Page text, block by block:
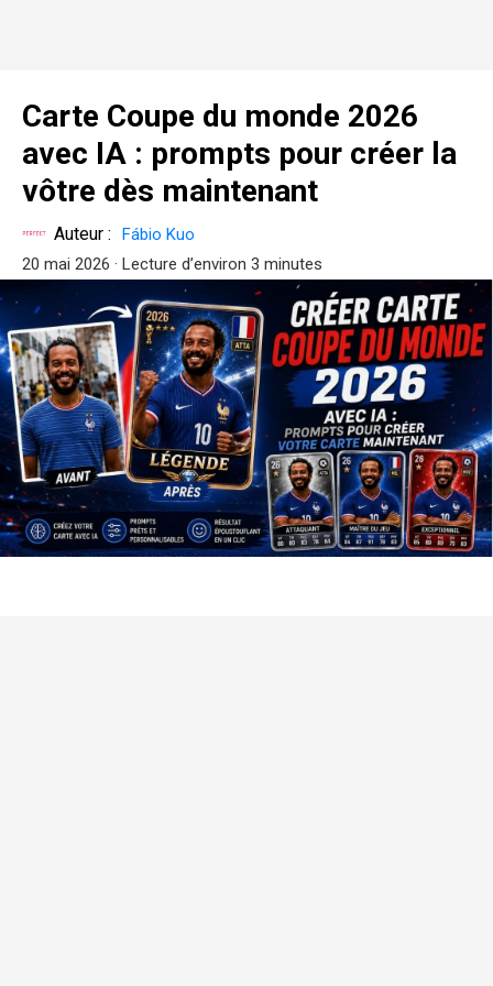
Carte Coupe du monde 2026
avec IA : prompts pour créer la
vôtre dès maintenant
Auteur :
Fábio Kuo
20 mai 2026 · Lecture d’environ 3 minutes